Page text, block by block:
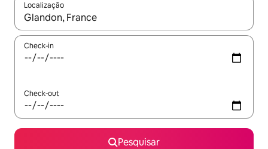
Localização
Quando os resultados estiverem disponíveis, navegue com
Check-in
Check-out
Pesquisar